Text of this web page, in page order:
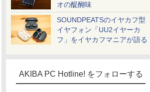
オの醍醐味
SOUNDPEATSのイヤカフ型
イヤフォン「UU2イヤーカ
フ」をイヤカフマニアが語る
AKIBA PC Hotline! をフォローする